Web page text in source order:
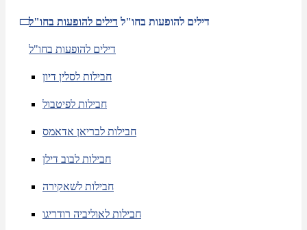
דילים להופעות בחו"ל דילים להופעות בחו"ל
דילים להופעות בחו"ל
חבילות לסלין דיון
חבילות לפיטבול
חבילות לבריאן אדאמס
חבילות לבוב דילן
חבילות לשאקירה
חבילות לאוליביה רודריגו